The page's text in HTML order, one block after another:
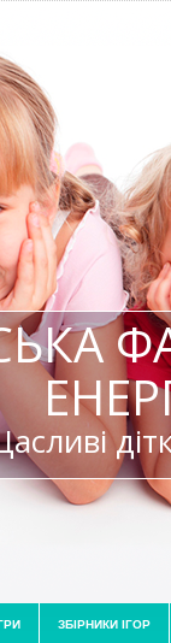
ЗБІРНИКИ ІГОР